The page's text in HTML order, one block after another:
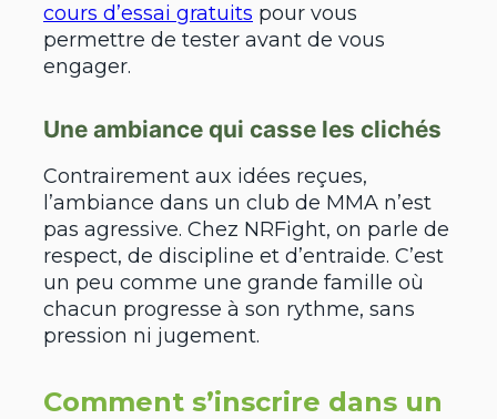
cours d’essai gratuits pour vous
permettre de tester avant de vous
engager.
Une ambiance qui casse les clichés
Contrairement aux idées reçues,
l’ambiance dans un club de MMA n’est
pas agressive. Chez NRFight, on parle de
respect, de discipline et d’entraide. C’est
un peu comme une grande famille où
chacun progresse à son rythme, sans
pression ni jugement.
Comment s’inscrire dans un